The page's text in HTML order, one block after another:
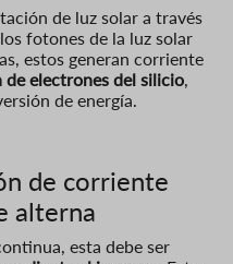
de luz solar a través
fotones de la luz solar
estos generan corriente
de electrones del silicio,
de energía.
de corriente
alterna
esta debe ser